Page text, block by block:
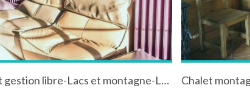
Gîte groupe ou individuel-Pension et gestion libre-Lacs et montagne-La Féclaz.